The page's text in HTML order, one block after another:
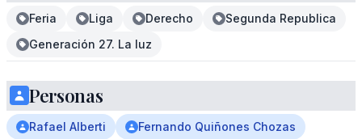
Feria Liga Derecho
Segunda Republica
Generación 27. La luz
Personas
Rafael Alberti
Fernando Quiñones Chozas